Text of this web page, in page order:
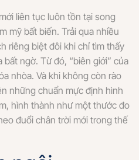
liên tục luôn tồn tại song
mỹ bất biến. Trải qua nhiều
riêng biệt đôi khi chỉ tìm thấy
ngờ. Từ đó, “biên giới” của
nhòa. Và khi không còn rào
những chuẩn mực định hình
hình thành như một thước đo
đuổi chân trời mới trong thế